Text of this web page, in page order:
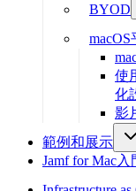
BYOD
使
化
影
範例和展示
Jamf for Mac入